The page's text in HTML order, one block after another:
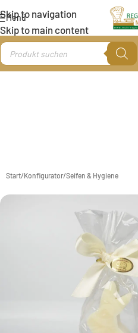
Skip to navigation
Skip to main content
Menü
Start/Konfigurator/Seifen & Hygiene